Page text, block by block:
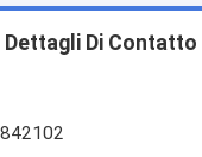
spruzzo centrifugo ad
Dettagli Di Contatto